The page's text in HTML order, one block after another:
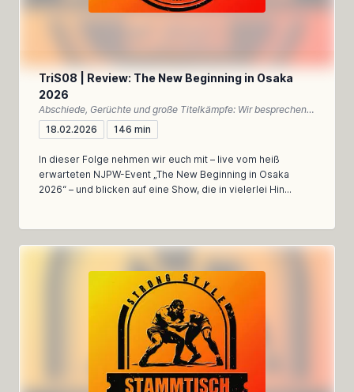
TriS08 | Review: The New Beginning in Osaka
2026
Abschiede, Gerüchte und große Titelkämpfe: Wir besprechen New Beginning in Osaka 2026 – emotional, meinungsstark und dennoch analytisch
18.02.2026
146 min
In dieser Folge nehmen wir euch mit – live vom heiß
erwarteten NJPW-Event „The New Beginning in Osaka
2026“ – und blicken auf eine Show, die in vielerlei Hin...